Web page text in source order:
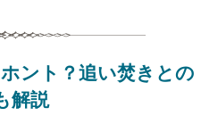
ント？追い焚きとの
解説